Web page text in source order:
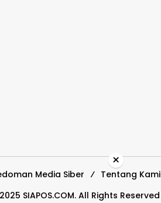
Media Siber Tentang Kami
SIAPOS.COM. All Rights Reserved
×